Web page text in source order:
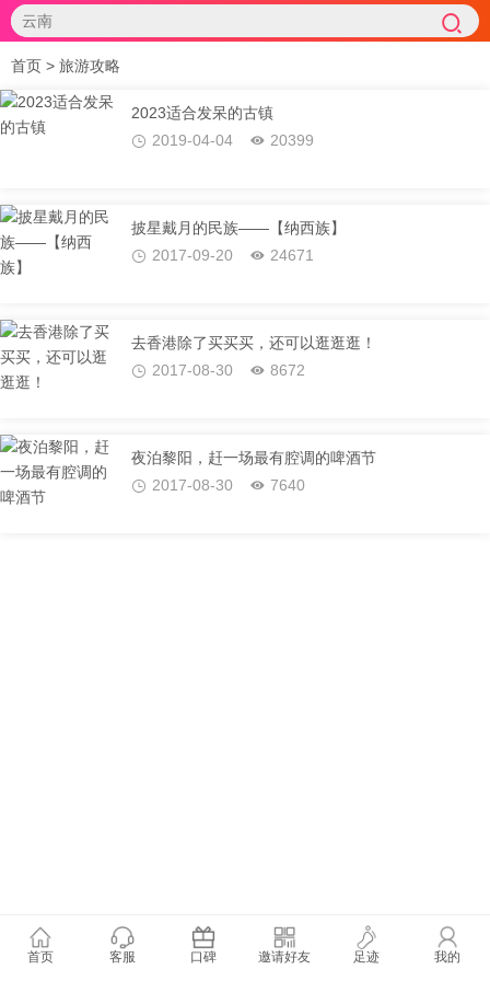
首页 > 旅游攻略
2023适合发呆的古镇
2019-04-04
20399
披星戴月的民族——【纳西族】
2017-09-20
24671
去香港除了买买买，还可以逛逛逛！
2017-08-30
8672
夜泊黎阳，赶一场最有腔调的啤酒节
2017-08-30
7640
首页 客服 口碑 邀请好友 足迹 我的